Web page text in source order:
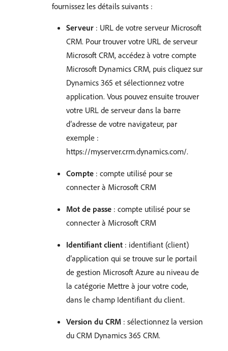
fournissez les détails suivants :
Serveur : URL de votre serveur Microsoft
CRM. Pour trouver votre URL de serveur
Microsoft CRM, accédez à votre compte
Microsoft Dynamics CRM, puis cliquez sur
Dynamics 365 et sélectionnez votre
application. Vous pouvez ensuite trouver
votre URL de serveur dans la barre
d’adresse de votre navigateur, par
exemple :
https://myserver.crm.dynamics.com/.
Compte : compte utilisé pour se
connecter à Microsoft CRM
Mot de passe : compte utilisé pour se
connecter à Microsoft CRM
Identifiant client : identifiant (client)
d’application qui se trouve sur le portail
de gestion Microsoft Azure au niveau de
la catégorie Mettre à jour votre code,
dans le champ Identifiant du client.
Version du CRM : sélectionnez la version
du CRM Dynamics 365 CRM.